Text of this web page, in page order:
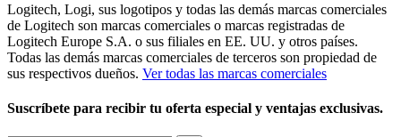
Logitech, Logi, sus logotipos y todas las demás marcas comerciales
de Logitech son marcas comerciales o marcas registradas de
Logitech Europe S.A. o sus filiales en EE. UU. y otros países.
Todas las demás marcas comerciales de terceros son propiedad de
sus respectivos dueños. Ver todas las marcas comerciales
Suscríbete para recibir tu oferta especial y ventajas exclusivas.